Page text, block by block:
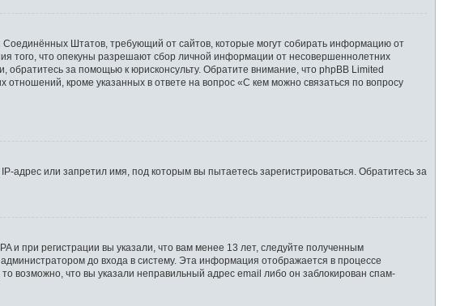
Соединённых Штатов, требующий от сайтов, которые могут собирать информацию от
того, что опекуны разрешают сбор личной информации от несовершеннолетних
за помощью к юрисконсульту. Обратите внимание, что phpBB Limited
кроме указанных в ответе на вопрос «С кем можно связаться по вопросу
или запретил имя, под которым вы пытаетесь зарегистрироваться. Обратитесь за
и при регистрации вы указали, что вам менее 13 лет, следуйте полученным
до входа в систему. Эта информация отображается в процессе
возможно, что вы указали неправильный адрес email либо он заблокирован спам-